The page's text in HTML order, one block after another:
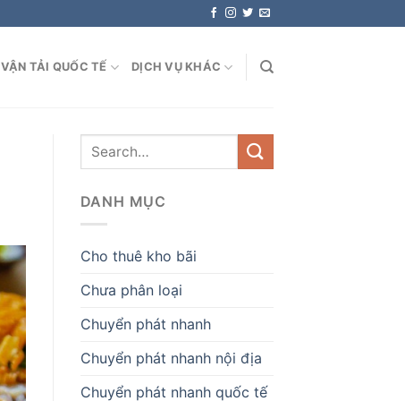
VẬN TẢI QUỐC TẾ DỊCH VỤ KHÁC
DANH MỤC
Cho thuê kho bãi
Chưa phân loại
Chuyển phát nhanh
Chuyển phát nhanh nội địa
Chuyển phát nhanh quốc tế